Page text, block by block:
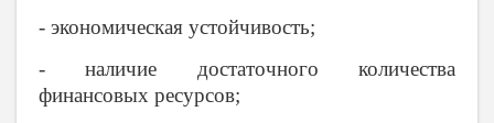
- экономическая устойчивость;
- наличие достаточного количества
финансовых ресурсов;